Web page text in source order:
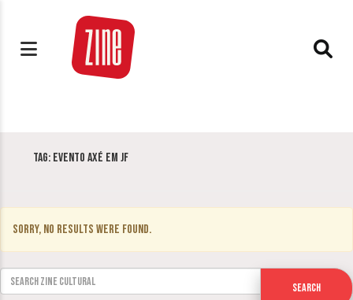
Tag: Evento Axé em JF
Sorry, no results were found.
Search for:
Search